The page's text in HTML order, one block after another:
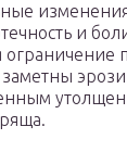
и
ограничение